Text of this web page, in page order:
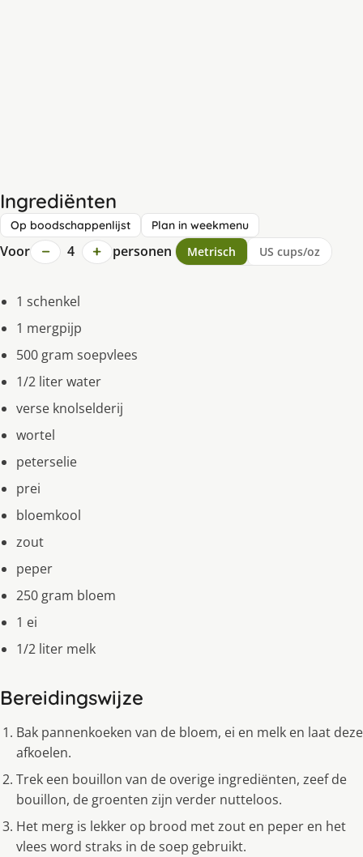
Ingrediënten
Op boodschappenlijst Plan in weekmenu
Voor − 4 + personen Metrisch US cups/oz
1 schenkel
1 mergpijp
500 gram soepvlees
1/2 liter water
verse knolselderij
wortel
peterselie
prei
bloemkool
zout
peper
250 gram bloem
1 ei
1/2 liter melk
Bereidingswijze
Bak pannenkoeken van de bloem, ei en melk en laat deze
afkoelen.
Trek een bouillon van de overige ingrediënten, zeef de
bouillon, de groenten zijn verder nutteloos.
Het merg is lekker op brood met zout en peper en het
vlees word straks in de soep gebruikt.